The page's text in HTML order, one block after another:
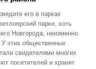
его в парках
парки, хоть
Новгорода, неизменно
У этих общественных
свидетелями многих
посетителей и хранят